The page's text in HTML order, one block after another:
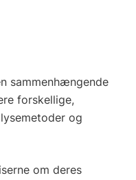
sammenhængende
forskellige,
og
om deres